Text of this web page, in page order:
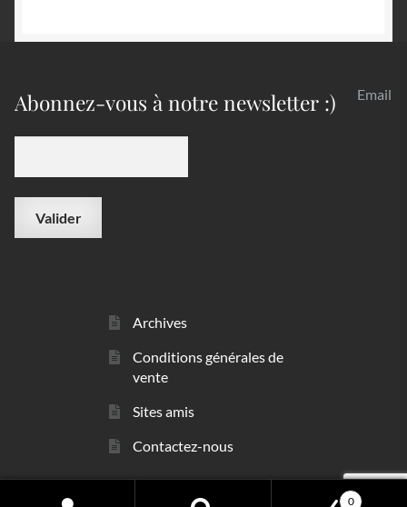
Abonnez-vous à notre newsletter :) Email
Archives
Conditions générales de
vente
Sites amis
Contactez-nous
0